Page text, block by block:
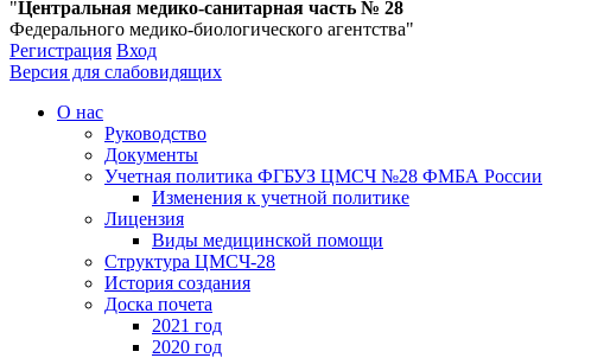
"Центральная медико-санитарная часть № 28
Федерального медико-биологического агентства"
Регистрация Вход
Версия для слабовидящих
О нас
Руководство
Документы
Учетная политика ФГБУЗ ЦМСЧ №28 ФМБА России
Изменения к учетной политике
Лицензия
Виды медицинской помощи
Структура ЦМСЧ-28
История создания
Доска почета
2021 год
2020 год